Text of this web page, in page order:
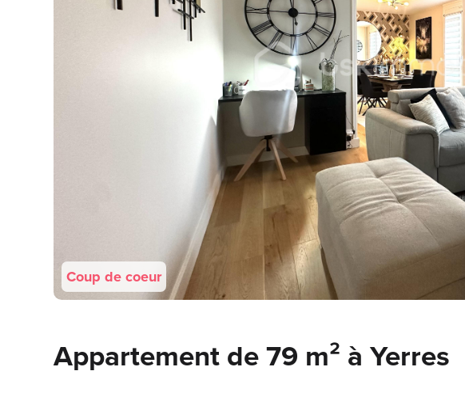
Coup de coeur
Appartement de 79 m² à Yerres